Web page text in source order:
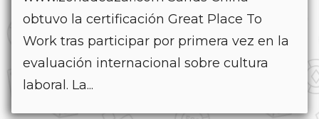
obtuvo la certificación Great Place To
Work tras participar por primera vez en la
evaluación internacional sobre cultura
laboral. La...